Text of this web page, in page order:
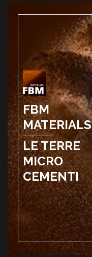
FBM
MATERIALS
LE TERRE
MICRO
CEMENTI